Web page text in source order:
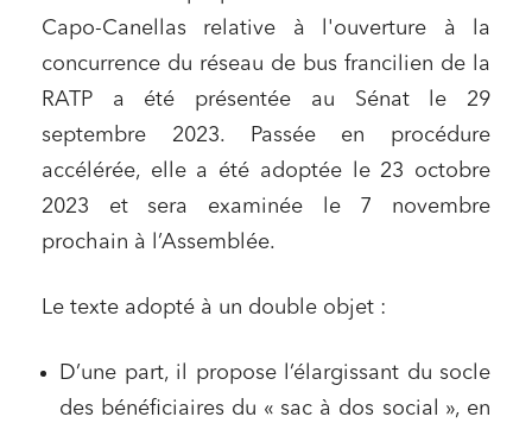
Capo-Canellas relative à l'ouverture à la
concurrence du réseau de bus francilien de la
RATP a été présentée au Sénat le 29
septembre 2023. Passée en procédure
accélérée, elle a été adoptée le 23 octobre
2023 et sera examinée le 7 novembre
prochain à l’Assemblée.
Le texte adopté à un double objet :
D’une part, il propose l’élargissant du socle
des bénéficiaires du « sac à dos social », en